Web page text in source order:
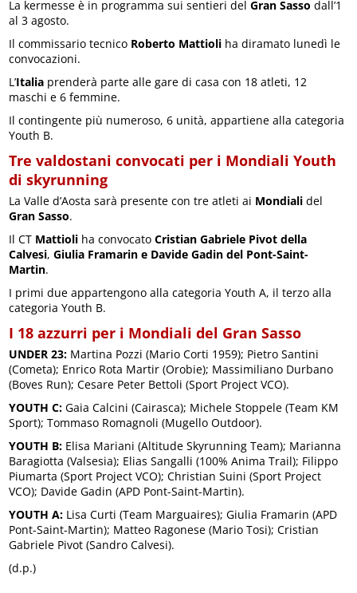
La kermesse è in programma sui sentieri delGran Sasso dall’1
al 3 agosto.
Il commissario tecnico Roberto Mattioli ha diramato lunedì le
convocazioni.
L’Italia prenderà parte alle gare di casa con 18 atleti, 12
maschi e 6 femmine.
Il contingente più numeroso, 6 unità, appartiene alla categoria
Youth B.
Tre valdostani convocati per i Mondiali Youth
di skyrunning
La Valle d’Aosta sarà presente con tre atleti ai Mondiali del
Gran Sasso.
Il CT Mattioli ha convocatoCristian Gabriele Pivot della
Calvesi,Giulia Framarin e Davide Gadin del Pont-Saint-
Martin.
I primi due appartengono alla categoria Youth A, il terzo alla
categoria Youth B.
I 18 azzurri per i Mondiali del Gran Sasso
UNDER 23: Martina Pozzi (Mario Corti 1959); Pietro Santini
(Cometa); Enrico Rota Martir (Orobie); Massimiliano Durbano
(Boves Run); Cesare Peter Bettoli (Sport Project VCO).
YOUTH C: Gaia Calcini (Cairasca); Michele Stoppele (Team KM
Sport); Tommaso Romagnoli (Mugello Outdoor).
YOUTH B: Elisa Mariani (Altitude Skyrunning Team); Marianna
Baragiotta (Valsesia); Elias Sangalli (100% Anima Trail); Filippo
Piumarta (Sport Project VCO); Christian Suini (Sport Project
VCO); Davide Gadin (APD Pont-Saint-Martin).
YOUTH A: Lisa Curti (Team Marguaires); Giulia Framarin (APD
Pont-Saint-Martin); Matteo Ragonese (Mario Tosi); Cristian
Gabriele Pivot (Sandro Calvesi).
(d.p.)